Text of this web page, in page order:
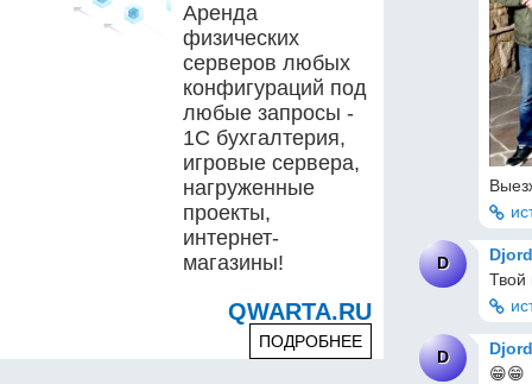
Аренда
физических
серверов любых
конфигураций под
любые запросы -
1С бухгалтерия,
игровые сервера,
нагруженные
проекты,
интернет-
магазины!
QWARTA.RU
ПОДРОБНЕЕ
D
Твой
D
😁😁